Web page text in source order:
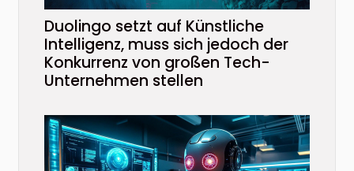
Duolingo setzt auf Künstliche
Intelligenz, muss sich jedoch der
Konkurrenz von großen Tech-
Unternehmen stellen